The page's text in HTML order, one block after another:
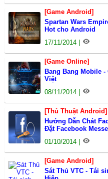
[Game Android]
Spartan Wars
Hot cho Android
17/11/2014 |
[Game Online]
Bang Bang Mobile
Việt
08/11/2014 |
[Thủ Thuật Android]
Hướng Dẫn Chát
Đặt Facebook
01/10/2014 |
[Game Android]
Sát Thủ VTC - Tái